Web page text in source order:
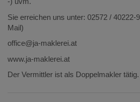
Sie erreichen uns unter: 02572 / 40222-
Mail)
office@ja-maklerei.at
www.ja-maklerei.at
Der Vermittler ist als Doppelmakler tätig.